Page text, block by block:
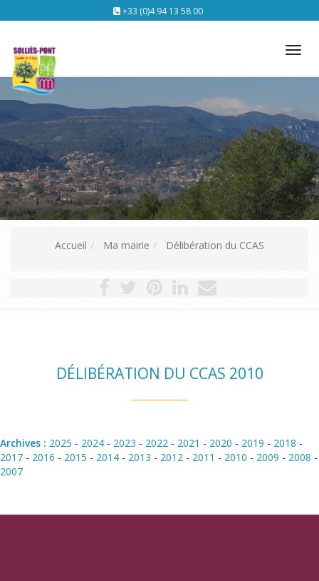
+33 (0)4 94 13 58 00
Accueil Ma mairie Délibération du CCAS
DÉLIBÉRATION DU CCAS 2010
Archives : 2025 - 2024 - 2023 - 2022 - 2021 - 2020 - 2019 - 2018 -
2017 - 2016 - 2015 - 2014 - 2013 - 2012 - 2011 - 2010 - 2009 - 2008 -
2007